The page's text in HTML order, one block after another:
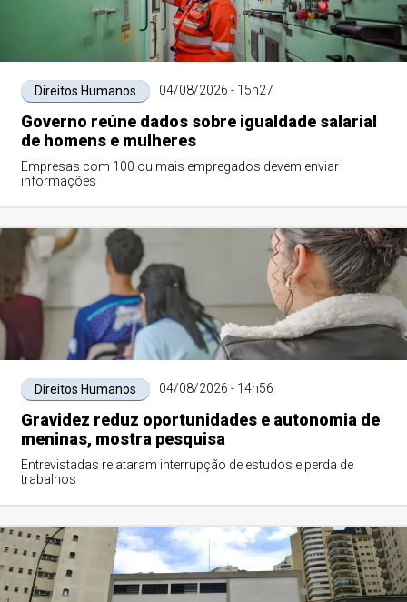
Direitos Humanos 04/08/2026 - 15h27
Governo reúne dados sobre igualdade salarial
de homens e mulheres
Empresas com 100 ou mais empregados devem enviar
informações
Direitos Humanos 04/08/2026 - 14h56
Gravidez reduz oportunidades e autonomia de
meninas, mostra pesquisa
Entrevistadas relataram interrupção de estudos e perda de
trabalhos